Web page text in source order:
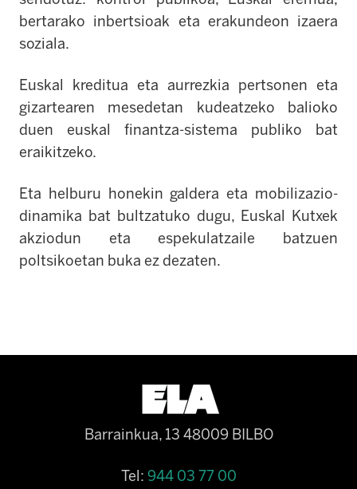
bertarako inbertsioak eta erakundeon izaera
soziala.
Euskal kreditua eta aurrezkia pertsonen eta
gizartearen mesedetan kudeatzeko balioko
duen euskal finantza-sistema publiko bat
eraikitzeko.
Eta helburu honekin galdera eta mobilizazio-
dinamika bat bultzatuko dugu, Euskal Kutxek
akziodun eta espekulatzaile batzuen
poltsikoetan buka ez dezaten.
Barrainkua, 13 48009 BILBO
Tel: 944 03 77 00